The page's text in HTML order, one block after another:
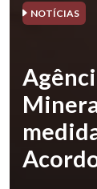
NOTÍCIAS